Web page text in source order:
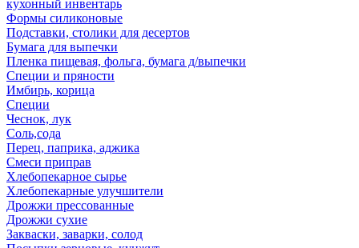
кухонный инвентарь
Формы силиконовые
Подставки, столики для десертов
Бумага для выпечки
Пленка пищевая, фольга, бумага д/выпечки
Специи и пряности
Имбирь, корица
Специи
Чеснок, лук
Соль,сода
Перец, паприка, аджика
Смеси приправ
Хлебопекарное сырье
Хлебопекарные улучшители
Дрожжи прессованные
Дрожжи сухие
Закваски, заварки, солод